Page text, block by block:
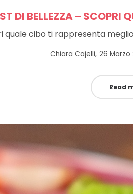
DI BELLEZZA – SCOPRI
quale cibo ti rappresenta
byChiara Cajelli Posted
26 Marzo
Read